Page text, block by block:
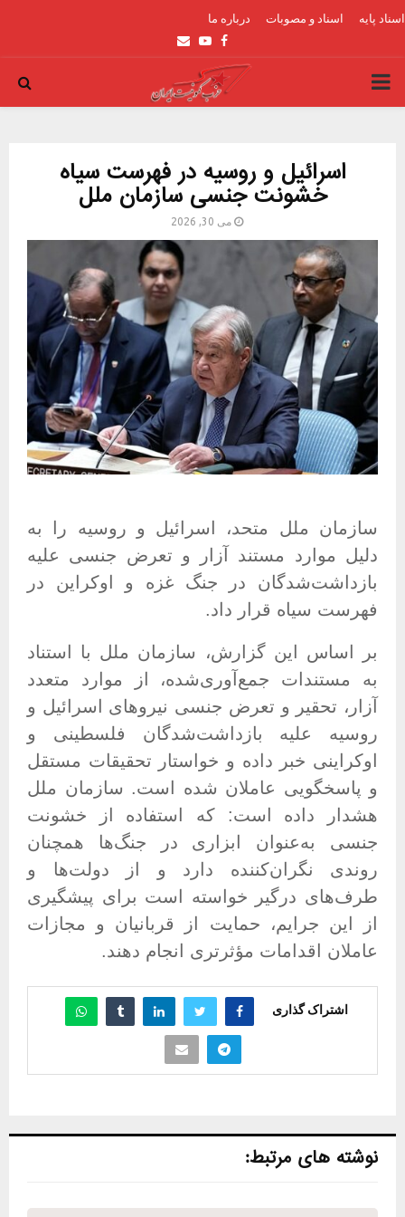
اسناد پایه اسناد و مصوبات درباره ما
Facebook
Youtube
Email
PRIMARY
اسرائیل و روسیه در فهرست سیاه
خشونت جنسی سازمان ملل
می 30, 2026
سازمان ملل متحد، اسرائیل و روسیه را به
دلیل موارد مستند آزار و تعرض جنسی علیه
بازداشت‌شدگان در جنگ غزه و اوکراین در
فهرست سیاه قرار داد.
بر اساس این گزارش، سازمان ملل با استناد
به مستندات جمع‌آوری‌شده، از موارد متعدد
آزار، تحقیر و تعرض جنسی نیروهای اسرائیل و
روسیه علیه بازداشت‌شدگان فلسطینی و
اوکراینی خبر داده و خواستار تحقیقات مستقل
و پاسخگویی عاملان شده است. سازمان ملل
هشدار داده است: که استفاده از خشونت
جنسی به‌عنوان ابزاری در جنگ‌ها همچنان
روندی نگران‌کننده دارد و از دولت‌ها و
طرف‌های درگیر خواسته است برای پیشگیری
از این جرایم، حمایت از قربانیان و مجازات
عاملان اقدامات مؤثرتری انجام دهند.
اشتراک گذاری
نوشته های مرتبط: